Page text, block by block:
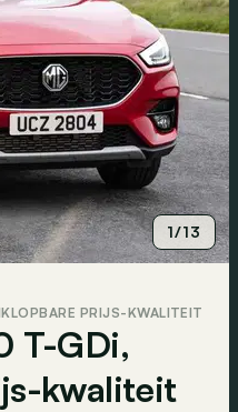
1/13
PRIJS-KWALITEIT
T-GDi,
kwaliteit